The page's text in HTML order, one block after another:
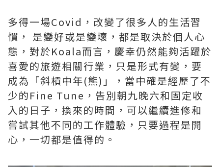
多得一場Covid，改變了很多人的生活習
慣， 是變好或是變壞，都是取決於個人心
態，對於Koala而言，慶幸仍然能夠活躍於
喜愛的旅遊相關行業，只是形式有變，要
成為「斜槓中年(熊)」，當中確是經歷了不
少的Fine Tune，告別朝九晚六和固定收
入的日子，換來的時間，可以繼續進修和
嘗試其他不同的工作體驗，只要過程是開
心，一切都是值得的。